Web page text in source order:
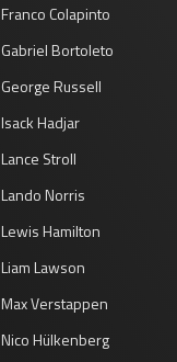
Franco Colapinto
Gabriel Bortoleto
George Russell
Isack Hadjar
Lance Stroll
Lando Norris
Lewis Hamilton
Liam Lawson
Max Verstappen
Nico Hülkenberg